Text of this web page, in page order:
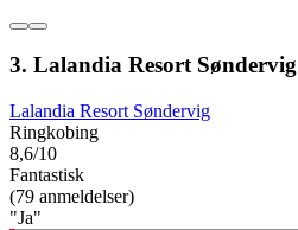
3. Lalandia Resort Søndervig
Lalandia Resort Søndervig
Ringkobing
8,6/10
Fantastisk
(79 anmeldelser)
"Ja"